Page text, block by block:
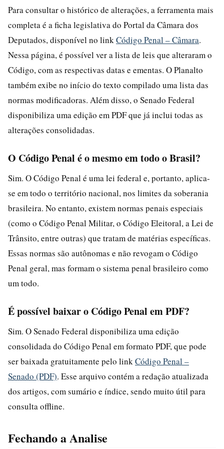
Para consultar o histórico de alterações, a ferramenta mais
completa é a ficha legislativa do Portal da Câmara dos
Deputados, disponível no link Código Penal – Câmara.
Nessa página, é possível ver a lista de leis que alteraram o
Código, com as respectivas datas e ementas. O Planalto
também exibe no início do texto compilado uma lista das
normas modificadoras. Além disso, o Senado Federal
disponibiliza uma edição em PDF que já inclui todas as
alterações consolidadas.
O Código Penal é o mesmo em todo o Brasil?
Sim. O Código Penal é uma lei federal e, portanto, aplica-
se em todo o território nacional, nos limites da soberania
brasileira. No entanto, existem normas penais especiais
(como o Código Penal Militar, o Código Eleitoral, a Lei de
Trânsito, entre outras) que tratam de matérias específicas.
Essas normas são autônomas e não revogam o Código
Penal geral, mas formam o sistema penal brasileiro como
um todo.
É possível baixar o Código Penal em PDF?
Sim. O Senado Federal disponibiliza uma edição
consolidada do Código Penal em formato PDF, que pode
ser baixada gratuitamente pelo link Código Penal –
Senado (PDF). Esse arquivo contém a redação atualizada
dos artigos, com sumário e índice, sendo muito útil para
consulta offline.
Fechando a Analise